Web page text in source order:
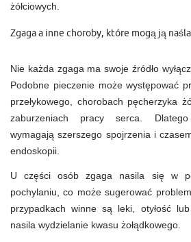
żółciowych.
Zgaga a inne choroby, które mogą ją
Nie każda zgaga ma swoje źródło
Podobne pieczenie może występować
przełykowego, chorobach pęcherzyka
zaburzeniach pracy serca.
wymagają szerszego spojrzenia i
endoskopii.
U części osób zgaga nasila się w
pochylaniu, co może sugerować
przypadkach winne są leki, otyłość
nasila wydzielanie kwasu żołądkowego.